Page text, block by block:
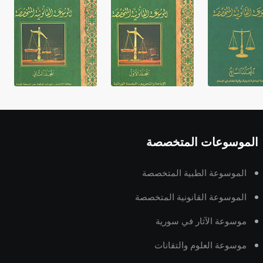
الموسوعات المتخصصة
الموسوعة الطبية المتخصصة
الموسوعة القانونية المتخصصة
موسوعة الآثار في سورية
موسوعة العلوم والتقانات